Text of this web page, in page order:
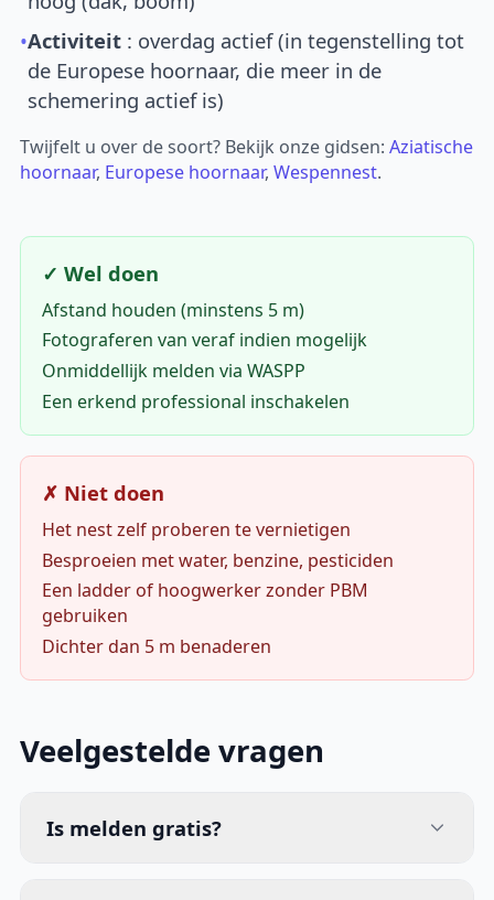
•Activiteit : overdag actief (in tegenstelling tot
de Europese hoornaar, die meer in de
schemering actief is)
Twijfelt u over de soort? Bekijk onze gidsen:Aziatische
hoornaar, Europese hoornaar,Wespennest.
✓ Wel doen
Afstand houden (minstens 5 m)
Fotograferen van veraf indien mogelijk
Onmiddellijk melden via WASPP
Een erkend professional inschakelen
✗ Niet doen
Het nest zelf proberen te vernietigen
Besproeien met water, benzine, pesticiden
Een ladder of hoogwerker zonder PBM
gebruiken
Dichter dan 5 m benaderen
Veelgestelde vragen
Is melden gratis?